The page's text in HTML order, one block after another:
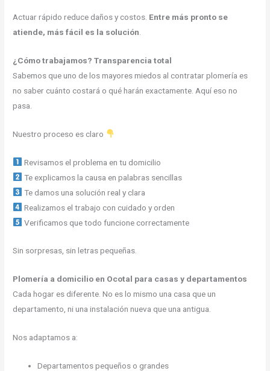
Actuar rápido reduce daños y costos. Entre más pronto se
atiende, más fácil es la solución
¿Cómo trabajamos? Transparencia total
Sabemos que uno de los mayores miedos al contratar plomería es
no saber cuánto costará o qué harán exactamente. Aquí eso no
pasa.
Nuestro proceso es claro
Revisamos el problema en tu domicilio
Te explicamos la causa en palabras sencillas
Te damos una solución real y clara
Realizamos el trabajo con cuidado y orden
Verificamos que todo funcione correctamente
Sin sorpresas, sin letras pequeñas.
Plomería a domicilio en Ocotal para casas y departamentos
Cada hogar es diferente. No es lo mismo una casa que un
departamento, ni una instalación nueva que una antigua.
Nos adaptamos a:
Departamentos pequeños o grandes